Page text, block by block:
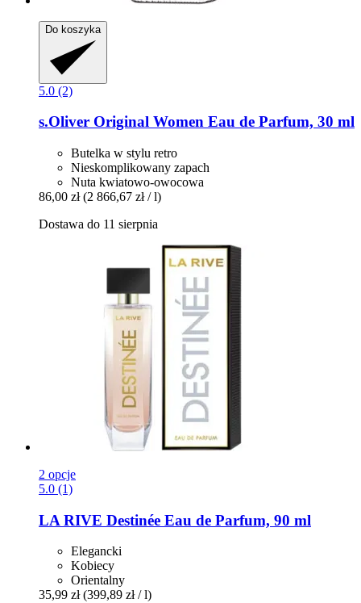
Do koszyka
5.0 (2)
s.Oliver Original Women Eau de Parfum, 30 ml
Butelka w stylu retro
Nieskomplikowany zapach
Nuta kwiatowo-owocowa
86,00 zł (2 866,67 zł / l)
Dostawa do 11 sierpnia
2 opcje
5.0 (1)
LA RIVE Destinée Eau de Parfum, 90 ml
Elegancki
Kobiecy
Orientalny
35,99 zł (399,89 zł / l)